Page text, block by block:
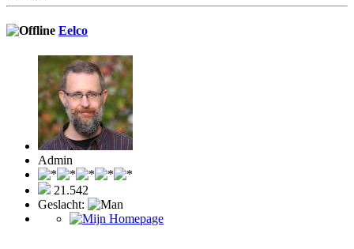
Eelco
Admin
21.542
Geslacht: